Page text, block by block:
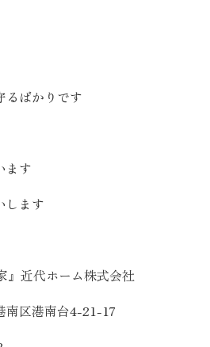
るばかりです
ます
します
』近代ホーム株式会社
区港南台4-21-17